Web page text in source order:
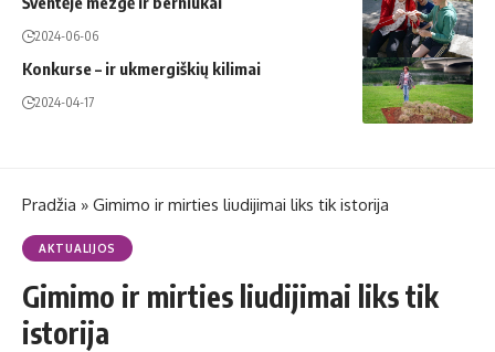
2024-06-06
Konkurse – ir ukmergiškių kilimai
2024-04-17
Pradžia » Gimimo ir mirties liudijimai liks tik istorija
AKTUALIJOS
Gimimo ir mirties liudijimai liks tik
istorija